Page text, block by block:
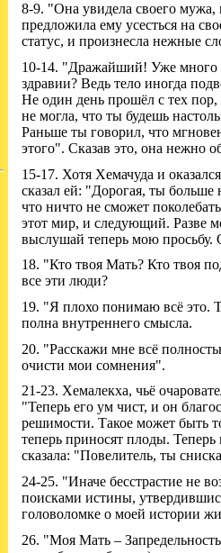
8-9. "Она увидела своего мужа,
предложила ему усесться на
статус, и произнесла нежные
10-14. "Дражайший! Уже много
здравии? Ведь тело иногда
Не один день прошёл с тех
не могла, что ты будешь
Раньше ты говорил, что
этого". Сказав это, она нежно
15-17. Хотя Хемачуда и
сказал ей: "Дорогая, ты
что ничто не сможет
этот мир, и следующий. Разве
выслушай теперь мою просьбу.
18. "Кто твоя Мать? Кто твоя
все эти люди?
19. "Я плохо понимаю всё это.
полна внутреннего смысла.
20. "Расскажи мне всё
очисти мои сомнения".
21-23. Хемалекха, чьё
"Теперь его ум чист, и он
решимости. Такое может быть
теперь приносят плоды.
сказала: "Повелитель, ты
24-25. "Иначе бесстрастие не
поисками истины,
головоломке о моей истории
26. "Моя Мать –